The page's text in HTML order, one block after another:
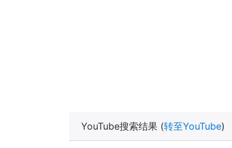
YouTube搜索结果 (转至YouTube)